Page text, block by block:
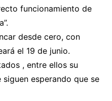
funcionamiento de
desde cero, con
el 19 de junio.
, entre ellos su
esperando que se